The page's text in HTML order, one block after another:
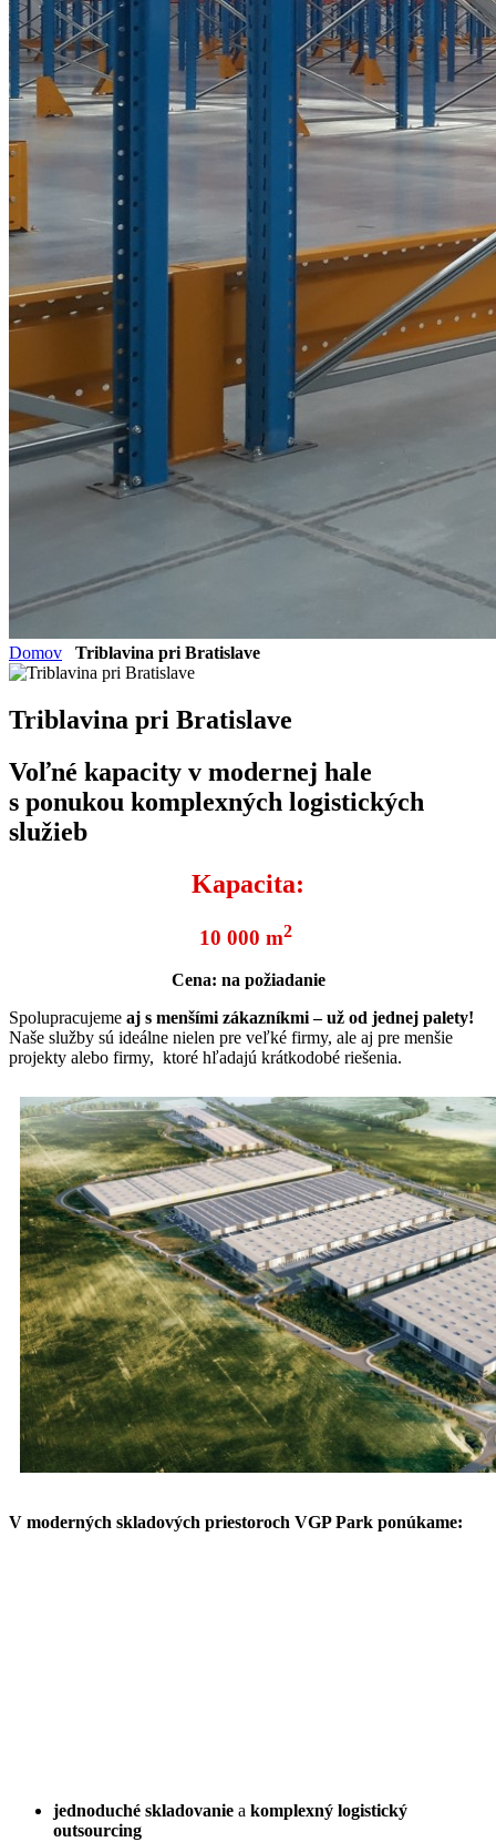
Domov Triblavina pri Bratislave
Triblavina pri Bratislave
Voľné kapacity v modernej hale
s ponukou komplexných logistických
služieb
Kapacita:
10 000 m2
Cena: na požiadanie
Spolupracujeme aj s menšími zákazníkmi – už od jednej palety!
Naše služby sú ideálne nielen pre veľké firmy, ale aj pre menšie
projekty alebo firmy, ktoré hľadajú krátkodobé riešenia.
V moderných skladových priestoroch VGP Park ponúkame:
jednoduché skladovanie a komplexný logistický
outsourcing